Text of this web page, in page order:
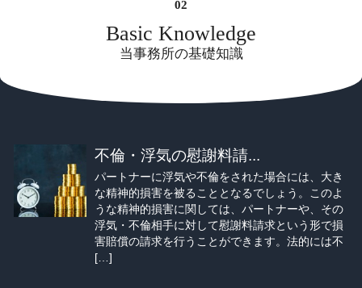
Basic Knowledge
当事務所の基礎知識
不倫・浮気の慰謝料請...
パートナーに浮気や不倫をされた場合には、大き
な精神的損害を被ることとなるでしょう。このよ
うな精神的損害に関しては、パートナーや、その
浮気・不倫相手に対して慰謝料請求という形で損
害賠償の請求を行うことができます。法的には不
[…]